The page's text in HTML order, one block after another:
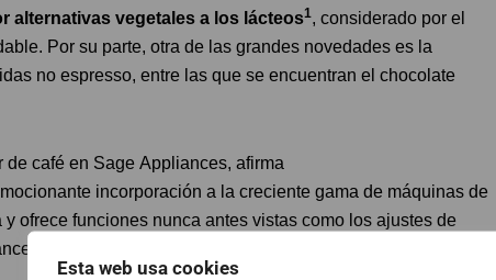
Esta web usa cookies
alternativas vegetales a los lácteos1, considerado por el
Por su parte, otra de las grandes novedades es la
no espresso, entre las que se encuentran el chocolate
café en Sage Appliances, afirma
incorporación a la creciente gama de máquinas de
ofrece funciones nunca antes vistas como los ajustes de